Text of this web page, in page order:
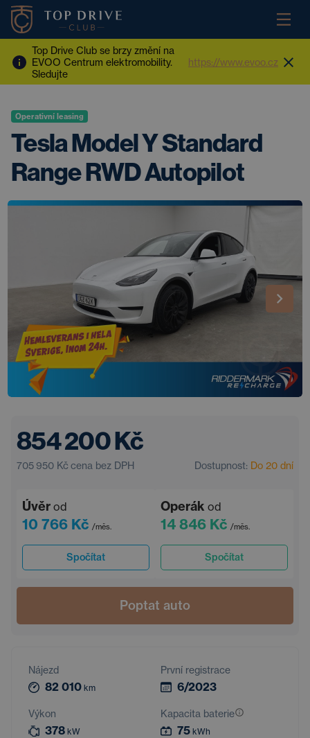
Top Drive Club se brzy změní na
EVOO Centrum elektromobility.
Sledujte
https://www.evoo.cz
Operativní leasing
Tesla Model Y Standard
Range RWD Autopilot
854 200 Kč
705 950 Kč cena bez DPH Dostupnost: Do 20 dní
Úvěr od
10 766 Kč /měs.
Spočítat
Operák od
14 846 Kč /měs.
Spočítat
Poptat auto
Nájezd
82 010 km
První registrace
6/2023
Výkon
378 kW
Kapacita baterie
75 kWh